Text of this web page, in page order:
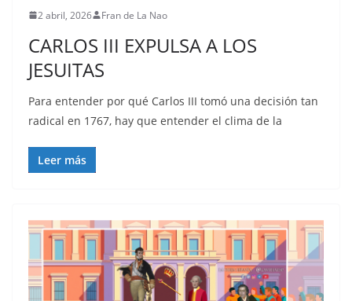
2 abril, 2026 Fran de La Nao
CARLOS III EXPULSA A LOS
JESUITAS
Para entender por qué Carlos III tomó una decisión tan
radical en 1767, hay que entender el clima de la
Leer más